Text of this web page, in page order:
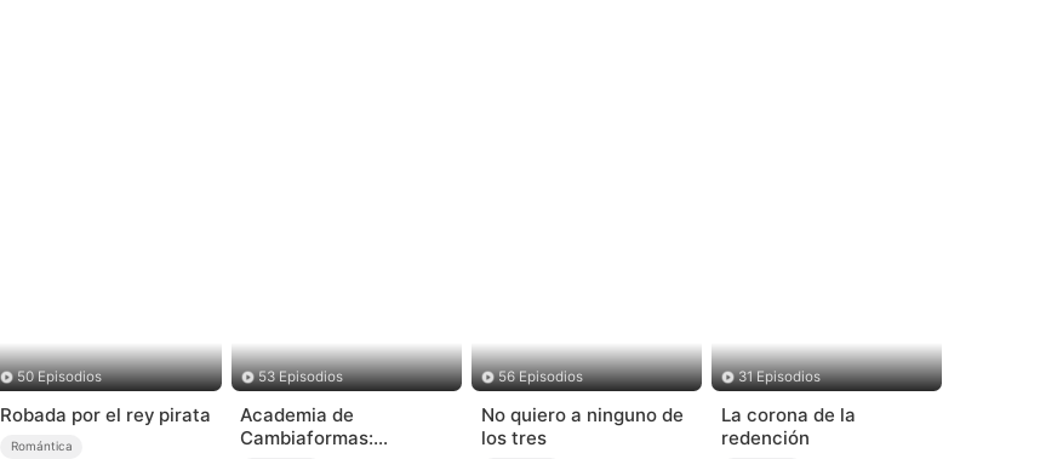
50 Episodios
Robada por el rey pirata
Romántica
53 Episodios
Academia de
Cambiaformas:
56 Episodios
No quiero a ninguno de
los tres
31 Episodios
La corona de la
redención